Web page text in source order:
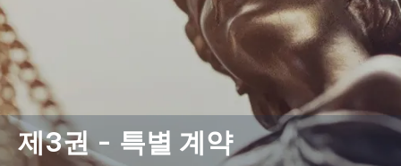
제3권 - 특별 계약